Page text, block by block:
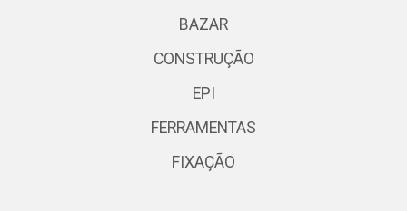
BAZAR
CONSTRUÇÃO
EPI
FERRAMENTAS
FIXAÇÃO